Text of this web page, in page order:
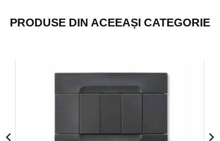
PRODUSE DIN ACEEAȘI CATEGORIE